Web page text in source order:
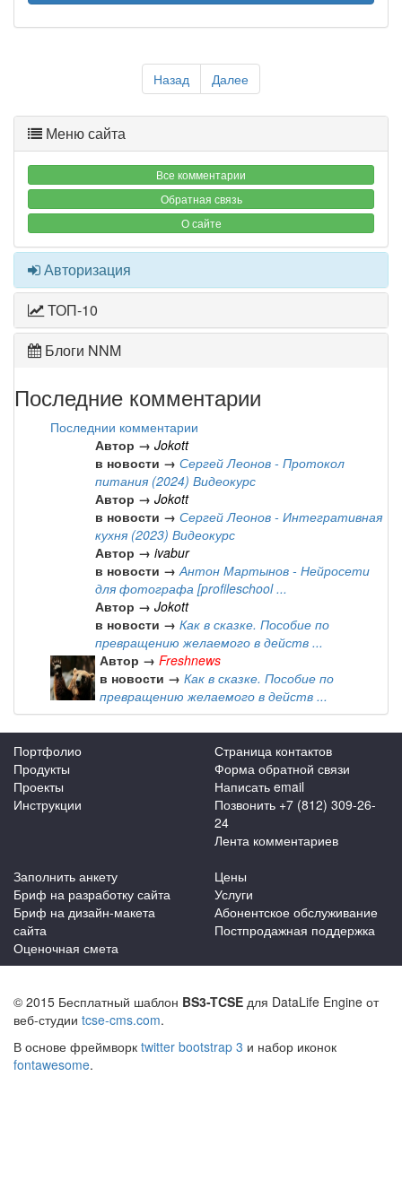
Назад Далее
Меню сайта
Все комментарии
Обратная связь
О сайте
Авторизация
ТОП-10
Блоги NNM
Последние комментарии
Последнии комментарии
Автор → Jokott
в новости → Сергей Леонов - Протокол
питания (2024) Видеокурс
Автор → Jokott
в новости → Сергей Леонов - Интегративная
кухня (2023) Видеокурс
Автор → ivabur
в новости → Антон Мартынов - Нейросети
для фотографа [profileschool ...
Автор → Jokott
в новости → Как в сказке. Пособие по
превращению желаемого в действ ...
Автор → Freshnews
в новости → Как в сказке. Пособие по
превращению желаемого в действ ...
Портфолио
Продукты
Проекты
Инструкции
Страница контактов
Форма обратной связи
Написать email
Позвонить +7 (812) 309-26-
24
Лента комментариев
Заполнить анкету
Бриф на разработку сайта
Бриф на дизайн-макета
сайта
Оценочная смета
Цены
Услуги
Абонентское обслуживание
Постпродажная поддержка
© 2015 Бесплатный шаблон BS3-TCSE для DataLife Engine от
веб-студии tcse-cms.com.
В основе фреймворк twitter bootstrap 3 и набор иконок
fontawesome.